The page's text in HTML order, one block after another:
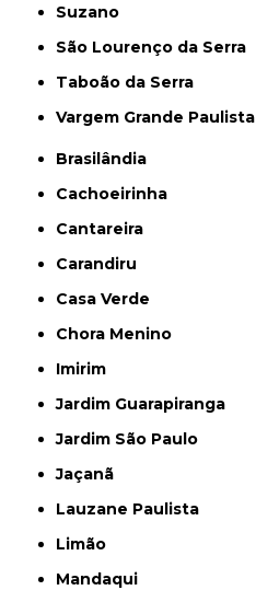
Suzano
São Lourenço da Serra
Taboão da Serra
Vargem Grande Paulista
Brasilândia
Cachoeirinha
Cantareira
Carandiru
Casa Verde
Chora Menino
Imirim
Jardim Guarapiranga
Jardim São Paulo
Jaçanã
Lauzane Paulista
Limão
Mandaqui